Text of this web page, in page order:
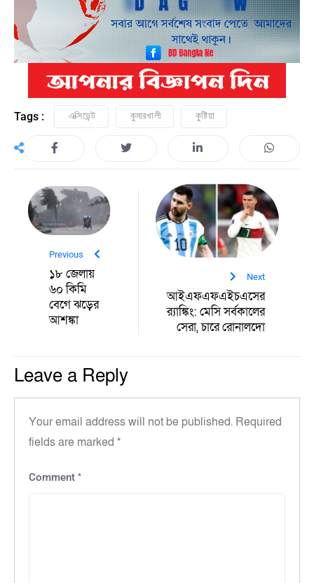
Tags : এক্সিডেন্ট কুমারখালী কুষ্টিয়া
Previous
১৮ জেলায়
৬০ কিমি
বেগে ঝড়ের
আশঙ্কা
Next
আইএফএফএইচএসের
র‍্যাঙ্কিং: মেসি সর্বকালের
সেরা, চারে রোনালদো
Leave a Reply
Your email address will not be published. Required
fields are marked *
Comment *